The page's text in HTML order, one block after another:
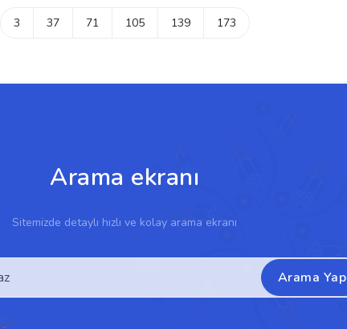
3 37 71 105 139 173
Arama ekranı
Sitemizde detaylı hızlı ve kolay arama ekranı
Arama Yap